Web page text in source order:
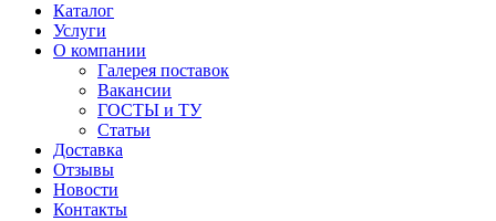
Каталог
Услуги
О компании
Галерея поставок
Вакансии
ГОСТЫ и ТУ
Статьи
Доставка
Отзывы
Новости
Контакты